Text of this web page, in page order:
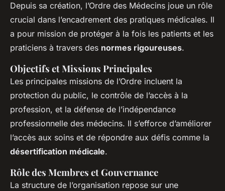
Depuis sa création, l’Ordre des Médecins joue un rôle
crucial dans l’encadrement des pratiques médicales. Il
a pour mission de protéger à la fois les patients et les
praticiens à travers des normes rigoureuses.
Objectifs et Missions Principales
Les principales missions de l’Ordre incluent la
protection du public, le contrôle de l’accès à la
profession, et la défense de l’indépendance
professionnelle des médecins. Il s’efforce d’améliorer
l’accès aux soins et de répondre aux défis comme la
désertification médicale.
Rôle des Membres et Gouvernance
La structure de l’organisation repose sur une